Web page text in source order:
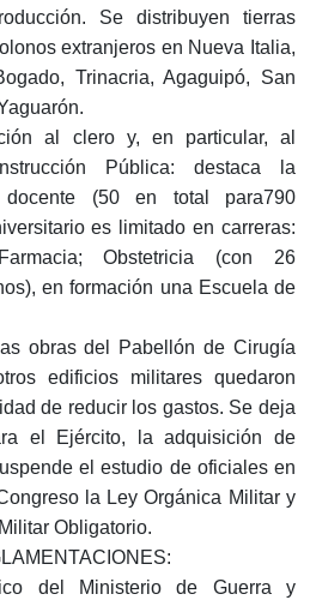
Se distribuyen tierras
extranjeros en Nueva Italia,
Trinacria, Agaguipó, San
al clero y, en particular, al
Pública: destaca la
(50 en total para790
es limitado en carreras:
Obstetricia (con 26
en formación una Escuela de
obras del Pabellón de Cirugía
edificios militares quedaron
de reducir los gastos. Se deja
el Ejército, la adquisición de
el estudio de oficiales en
la Ley Orgánica Militar y
Obligatorio.
del Ministerio de Guerra y